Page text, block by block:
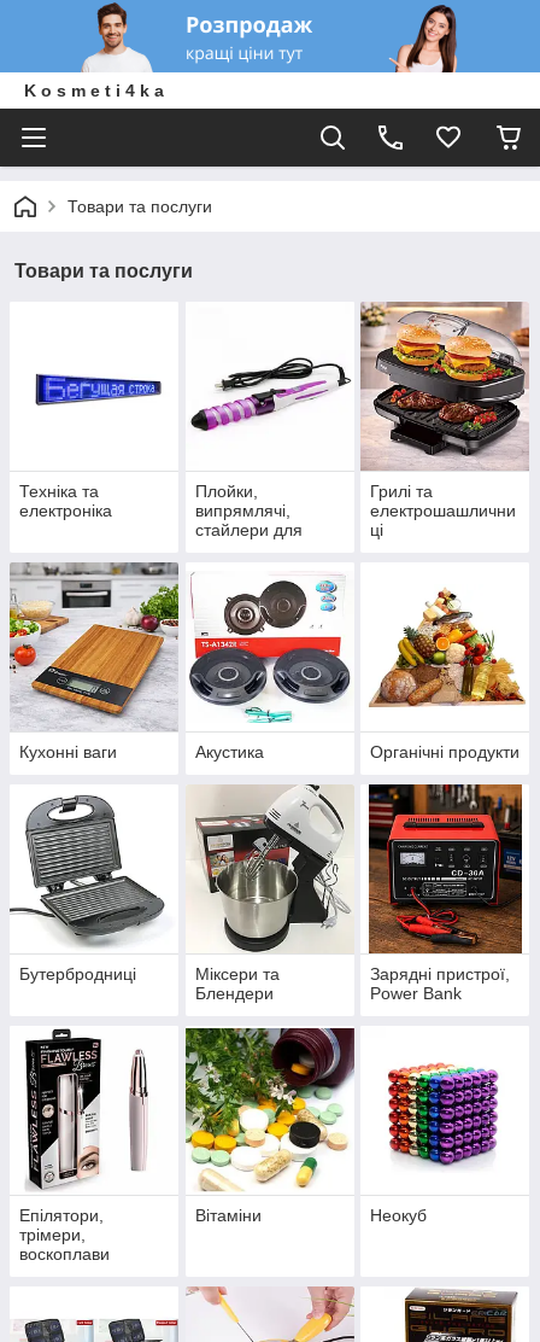
K o s m e t i 4 k a
Товари та послуги
Товари та послуги
Техніка та
електроніка
Плойки,
випрямлячі,
стайлери для
волосся
Грилі та
електрошашлични
ці
Кухонні ваги Акустика Органічні продукти
Бутербродниці
Міксери та
Блендери
Зарядні пристрої,
Power Bank
Епілятори,
трімери,
воскоплави
Вітаміни Неокуб